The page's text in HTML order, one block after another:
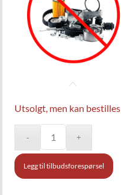
Utsolgt, men kan bestilles
Legg til tilbudsforespørsel